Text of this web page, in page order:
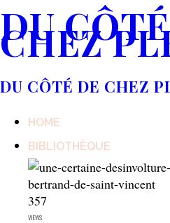
DU
CHEZ
DU CÔTÉ DE CHEZ
HOME
BIBLIOTHÈQUE
357
VIEWS